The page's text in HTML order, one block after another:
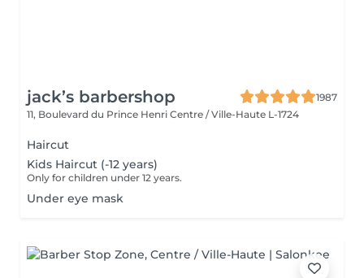
jack’s barbershop
1987
11, Boulevard du Prince Henri Centre / Ville-Haute L-1724
Haircut
Kids Haircut (-12 years)
Only for children under 12 years.
Under eye mask